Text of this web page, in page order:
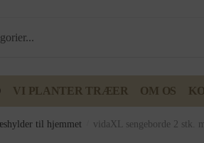
VI PLANTER TRÆER OM OS
til hjemmet vidaXL sengeborde 2 stk.